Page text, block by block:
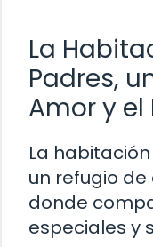
La
Padres,
Amor y
La
un refugio
donde
especiales y